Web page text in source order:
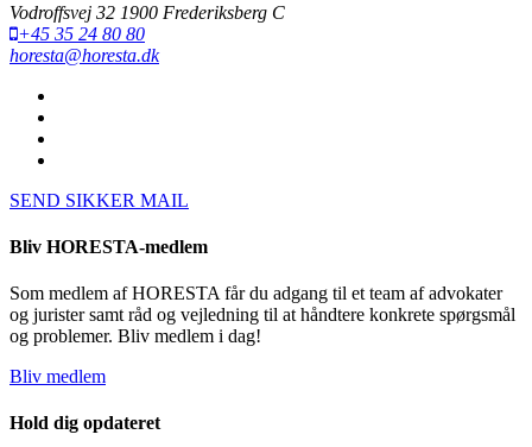
Vodroffsvej 32 1900 Frederiksberg C
+45 35 24 80 80
horesta@horesta.dk
SEND SIKKER MAIL
Bliv HORESTA-medlem
Som medlem af HORESTA får du adgang til et team af advokater
og jurister samt råd og vejledning til at håndtere konkrete spørgsmål
og problemer. Bliv medlem i dag!
Bliv medlem
Hold dig opdateret